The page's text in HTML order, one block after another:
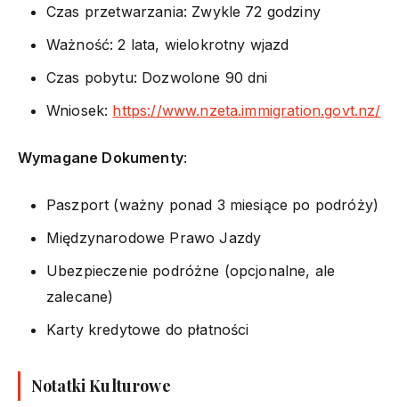
Czas przetwarzania: Zwykle 72 godziny
Ważność: 2 lata, wielokrotny wjazd
Czas pobytu: Dozwolone 90 dni
Wniosek: https://www.nzeta.immigration.govt.nz/
Wymagane Dokumenty:
Paszport (ważny ponad 3 miesiące po podróży)
Międzynarodowe Prawo Jazdy
Ubezpieczenie podróżne (opcjonalne, ale
zalecane)
Karty kredytowe do płatności
Notatki Kulturowe